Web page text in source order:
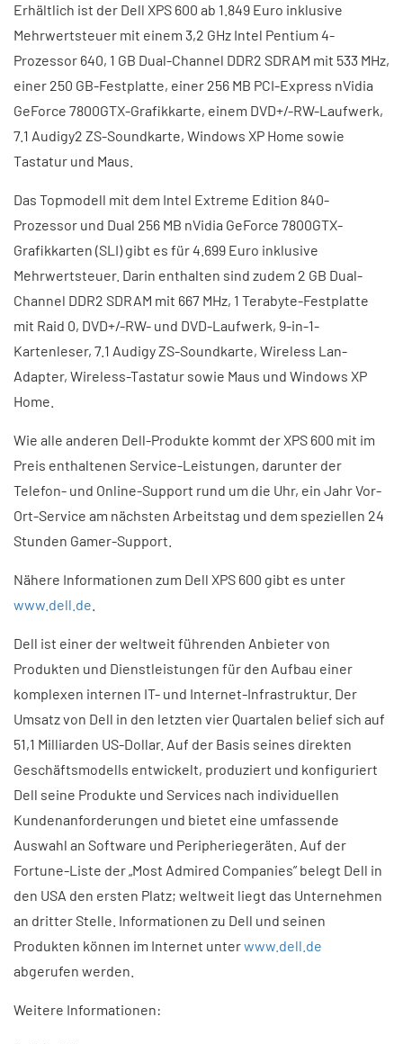
Erhältlich ist der Dell XPS 600 ab 1.849 Euro inklusive
Mehrwertsteuer mit einem 3,2 GHz Intel Pentium 4-
Prozessor 640, 1 GB Dual-Channel DDR2 SDRAM mit 533 MHz,
einer 250 GB-Festplatte, einer 256 MB PCI-Express nVidia
GeForce 7800GTX-Grafikkarte, einem DVD+/-RW-Laufwerk,
7.1 Audigy2 ZS-Soundkarte, Windows XP Home sowie
Tastatur und Maus.
Das Topmodell mit dem Intel Extreme Edition 840-
Prozessor und Dual 256 MB nVidia GeForce 7800GTX-
Grafikkarten (SLI) gibt es für 4.699 Euro inklusive
Mehrwertsteuer. Darin enthalten sind zudem 2 GB Dual-
Channel DDR2 SDRAM mit 667 MHz, 1 Terabyte-Festplatte
mit Raid 0, DVD+/-RW- und DVD-Laufwerk, 9-in-1-
Kartenleser, 7.1 Audigy ZS-Soundkarte, Wireless Lan-
Adapter, Wireless-Tastatur sowie Maus und Windows XP
Home.
Wie alle anderen Dell-Produkte kommt der XPS 600 mit im
Preis enthaltenen Service-Leistungen, darunter der
Telefon- und Online-Support rund um die Uhr, ein Jahr Vor-
Ort-Service am nächsten Arbeitstag und dem speziellen 24
Stunden Gamer-Support.
Nähere Informationen zum Dell XPS 600 gibt es unter
www.dell.de
Dell ist einer der weltweit führenden Anbieter von
Produkten und Dienstleistungen für den Aufbau einer
komplexen internen IT- und Internet-Infrastruktur. Der
Umsatz von Dell in den letzten vier Quartalen belief sich auf
51,1 Milliarden US-Dollar. Auf der Basis seines direkten
Geschäftsmodells entwickelt, produziert und konfiguriert
Dell seine Produkte und Services nach individuellen
Kundenanforderungen und bietet eine umfassende
Auswahl an Software und Peripheriegeräten. Auf der
Fortune-Liste der „Most Admired Companies” belegt Dell in
den USA den ersten Platz; weltweit liegt das Unternehmen
an dritter Stelle. Informationen zu Dell und seinen
Produkten können im Internet unterwww.dell.de
abgerufen werden.
Weitere Informationen: